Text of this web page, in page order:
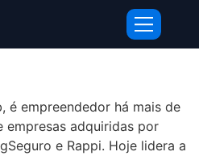
Vargas
é empreendedor há mais de
empresas adquiridas por
e Rappi. Hoje lidera a